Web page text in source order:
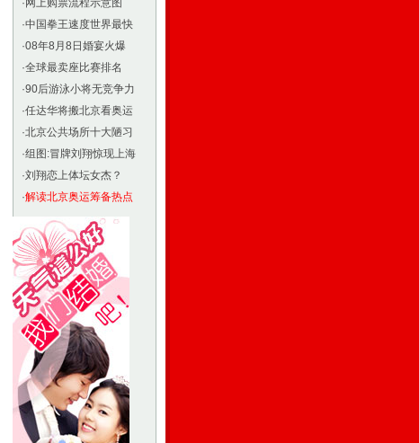
· 网上购票流程示意图
·中国拳王速度世界最快
·08年8月8日婚宴火爆
·全球最卖座比赛排名
·90后游泳小将无竞争力
·任达华将搬北京看奥运
·北京公共场所十大陋习
·组图:冒牌刘翔惊现上海
·刘翔恋上体坛女杰？
·解读北京奥运筹备热点